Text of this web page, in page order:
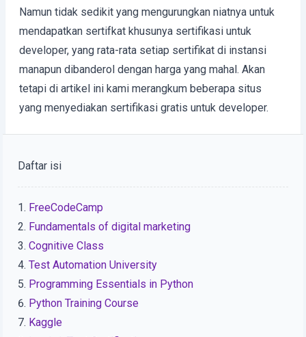
Namun tidak sedikit yang mengurungkan niatnya untuk
mendapatkan sertifkat khusunya sertifikasi untuk
developer, yang rata-rata setiap sertifikat di instansi
manapun dibanderol dengan harga yang mahal. Akan
tetapi di artikel ini kami merangkum beberapa situs
yang menyediakan sertifikasi gratis untuk developer.
Daftar isi
FreeCodeCamp
Fundamentals of digital marketing
Cognitive Class
Test Automation University
Programming Essentials in Python
Python Training Course
Kaggle